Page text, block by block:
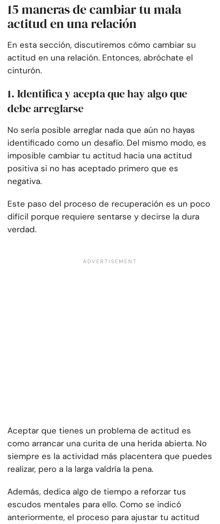
15 maneras de cambiar tu mala
actitud en una relación
En esta sección, discutiremos cómo cambiar su
actitud en una relación. Entonces, abróchate el
cinturón.
1. Identifica y acepta que hay algo que
debe arreglarse
No sería posible arreglar nada que aún no hayas
identificado como un desafío. Del mismo modo, es
imposible cambiar tu actitud hacia una actitud
positiva si no has aceptado primero que es
negativa.
Este paso del proceso de recuperación es un poco
difícil porque requiere sentarse y decirse la dura
verdad.
Aceptar que tienes un problema de actitud es
como arrancar una curita de una herida abierta. No
siempre es la actividad más placentera que puedes
realizar, pero a la larga valdría la pena.
Además, dedica algo de tiempo a reforzar tus
escudos mentales para ello. Como se indicó
anteriormente, el proceso para ajustar tu actitud